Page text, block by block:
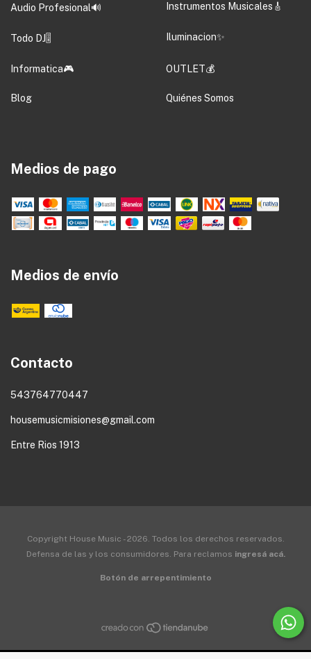
Audio Profesional🔊 Instrumentos Musicales🎸
Todo DJ🎚️ Iluminacion✨
Informatica🎮 OUTLET💰
Blog Quiénes Somos
Medios de pago
Medios de envío
Contacto
543764770447
housemusicmisiones@gmail.com
Entre Rios 1913
Copyright House Music - 2026. Todos los derechos reservados.
Defensa de las y los consumidores. Para reclamos ingresá acá.
Botón de arrepentimiento